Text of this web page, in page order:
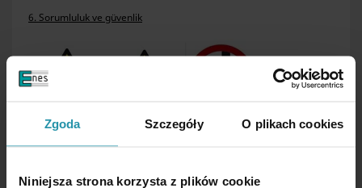
Zgoda Szczegóły O plikach cookies
Niniejsza strona korzysta z plików cookie
6. Sorumluluk ve güvenlik